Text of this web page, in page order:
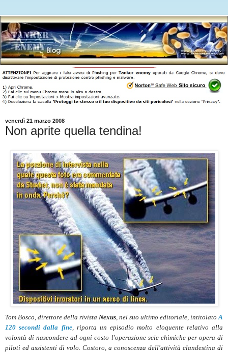
venerdì 21 marzo 2008
Non aprite quella tendina!
Tom Bosco, direttore della rivista Nexus , nel suo ultimo editoriale, intitolato A
120 secondi dalla fine, riporta un episodio molto eloquente relativo alla
volontà di nascondere ad ogni costo l'operazione scie chimiche per opera di
piloti ed assistenti di volo. Costoro, a conoscenza dell'attività clandestina di